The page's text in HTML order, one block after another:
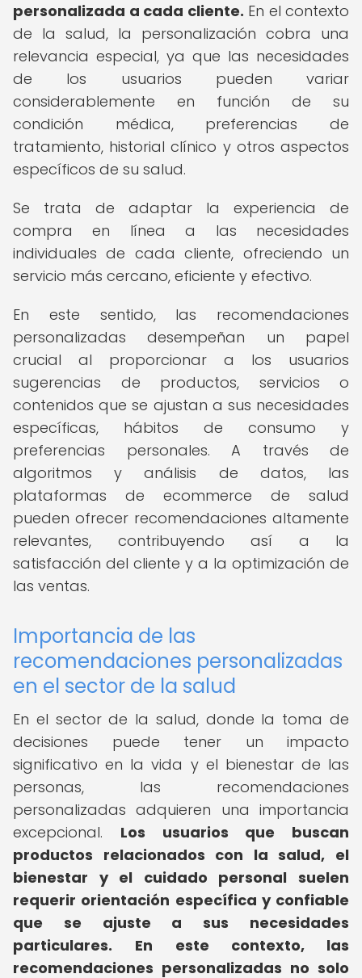
personalizada a cada cliente. En el contexto
de la salud, la personalización cobra una
relevancia especial, ya que las necesidades
de los usuarios pueden variar
considerablemente en función de su
condición médica, preferencias de
tratamiento, historial clínico y otros aspectos
específicos de su salud.
Se trata de adaptar la experiencia de
compra en línea a las necesidades
individuales de cada cliente, ofreciendo un
servicio más cercano, eficiente y efectivo.
En este sentido, las recomendaciones
personalizadas desempeñan un papel
crucial al proporcionar a los usuarios
sugerencias de productos, servicios o
contenidos que se ajustan a sus necesidades
específicas, hábitos de consumo y
preferencias personales. A través de
algoritmos y análisis de datos, las
plataformas de ecommerce de salud
pueden ofrecer recomendaciones altamente
relevantes, contribuyendo así a la
satisfacción del cliente y a la optimización de
las ventas.
Importancia de las
recomendaciones personalizadas
en el sector de la salud
En el sector de la salud, donde la toma de
decisiones puede tener un impacto
significativo en la vida y el bienestar de las
personas, las recomendaciones
personalizadas adquieren una importancia
excepcional. Los usuarios que buscan
productos relacionados con la salud, el
bienestar y el cuidado personal suelen
requerir orientación específica y confiable
que se ajuste a sus necesidades
particulares.
En este contexto, las
recomendaciones personalizadas no solo